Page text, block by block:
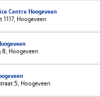
Centre Hoogeveen
1117, Hoogeveen
8, Hoogeveen
5, Hoogeveen